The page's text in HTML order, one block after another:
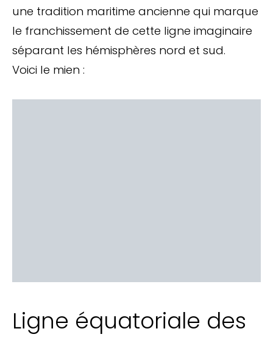
une tradition maritime ancienne qui marque
le franchissement de cette ligne imaginaire
séparant les hémisphères nord et sud.
Voici le mien :
Ligne équatoriale des